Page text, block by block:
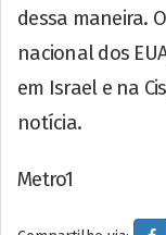
dessa maneira.
nacional dos
em Israel e na
notícia.
Metro1